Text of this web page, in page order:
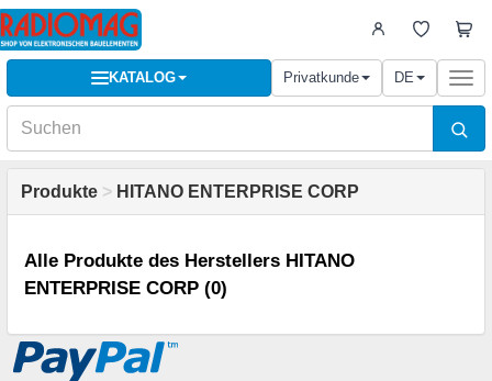
KATALOG Privatkunde DE
Produkte > HITANO ENTERPRISE CORP
Alle Produkte des Herstellers HITANO
ENTERPRISE CORP (0)